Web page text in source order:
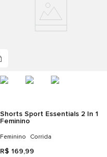
Shorts Sport Essentials 2 In 1
Feminino
Feminino Corrida
R$ 169,99